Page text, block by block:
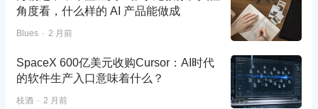
角度看，什么样的 AI 产品能做成
Blues 2 月前
SpaceX 600亿美元收购Cursor：AI时代
的软件生产入口意味着什么？
枝酒 2 月前